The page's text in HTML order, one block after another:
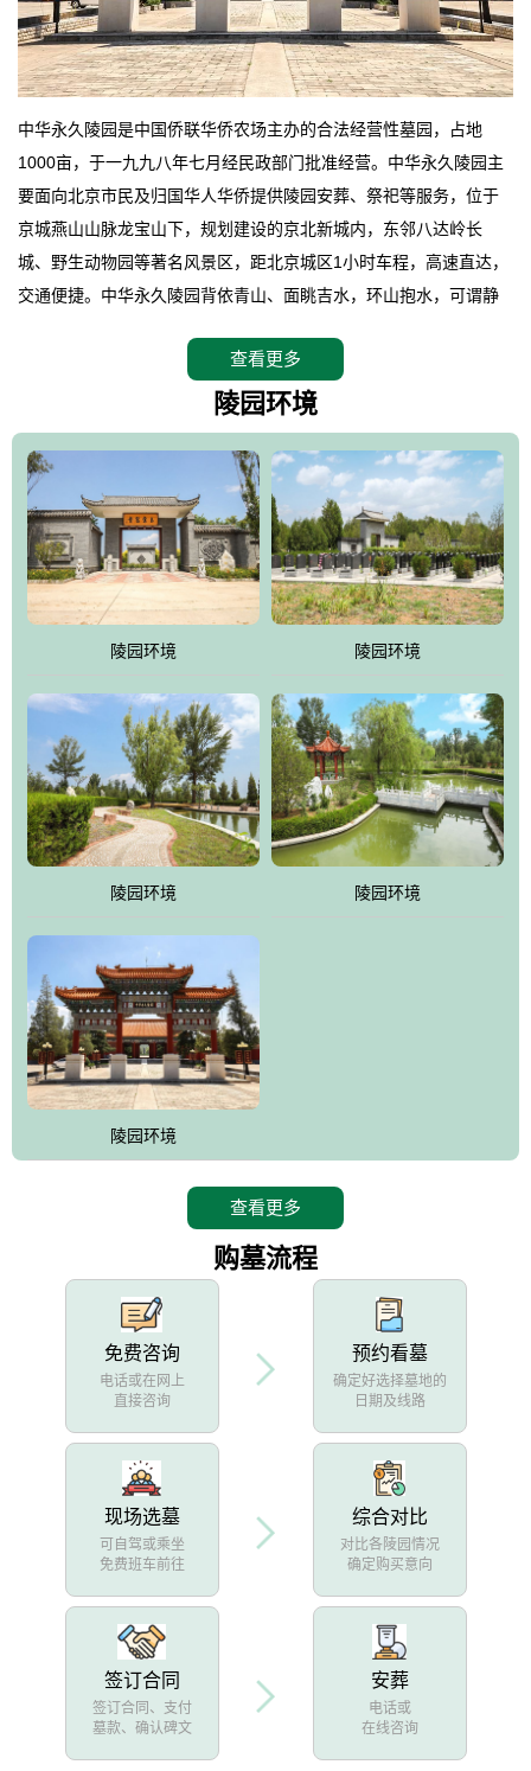
中华永久陵园是中国侨联华侨农场主办的合法经营性墓园，占地
1000亩，于一九九八年七月经民政部门批准经营。中华永久陵园主
要面向北京市民及归国华人华侨提供陵园安葬、祭祀等服务，位于
京城燕山山脉龙宝山下，规划建设的京北新城内，东邻八达岭长
城、野生动物园等著名风景区，距北京城区1小时车程，高速直达，
交通便捷。中华永久陵园背依青山、面眺吉水，环山抱水，可谓静
地。在总体设计上完全以中国传统文化作为前渠，由三条山脊环绕
而成，宛如一把太师椅，呈坐南朝北向，左青龙，右白虎，前朱
环绕挡住了外界的风吹，流动的生气遇到官厅的水又止住了，正好
符合山环水抱，藏风纳气的要求。中华永久陵园风景庄重典雅、气
势如宏，是华北地区最大的平川式墓园，陵园以皇家建筑风格为载
体吸取现代园林艺术之精华
查看更多
陵园环境
陵园环境 陵园环境
陵园环境 陵园环境
陵园环境
查看更多
购墓流程
免费咨询
电话或在网上
直接咨询
预约看墓
确定好选择墓地的
日期及线路
现场选墓
可自驾或乘坐
免费班车前往
综合对比
对比各陵园情况
确定购买意向
签订合同
签订合同、支付
墓款、确认碑文
安葬
电话或
在线咨询